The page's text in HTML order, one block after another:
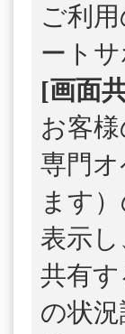
ご利
ート
[画面
お客
専門
ます
表示
共有
の状